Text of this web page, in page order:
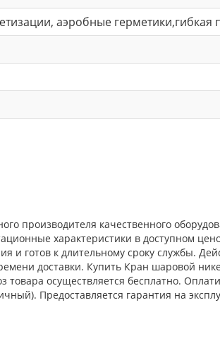
аэробные герметики,гибкая
производителя качественного
характеристики в доступном
готов к длительному сроку службы.
доставки. Купить Кран шаровой
товара осуществляется бесплатно.
Предоставляется гарантия на